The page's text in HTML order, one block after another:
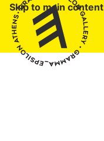
Skip to main content